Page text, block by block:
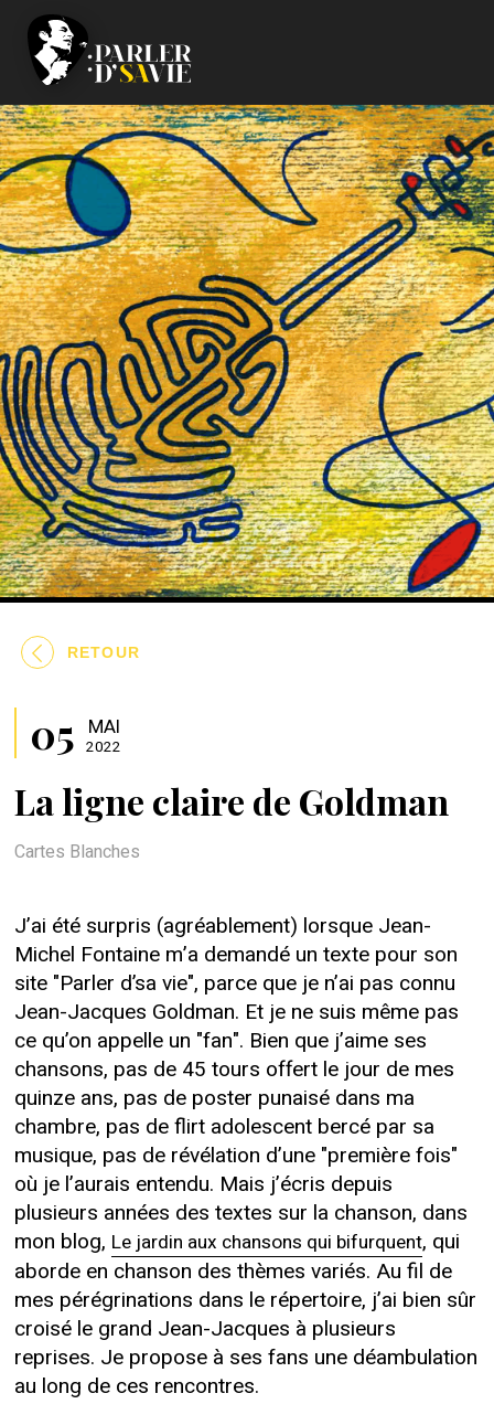
RETOUR
La ligne claire de Goldman
05 MAI
2022
Cartes Blanches
J’ai été surpris (agréablement) lorsque Jean-
Michel Fontaine m’a demandé un texte pour son
site "Parler d’sa vie", parce que je n’ai pas connu
Jean-Jacques Goldman. Et je ne suis même pas
ce qu’on appelle un "fan". Bien que j’aime ses
chansons, pas de 45 tours offert le jour de mes
quinze ans, pas de poster punaisé dans ma
chambre, pas de flirt adolescent bercé par sa
musique, pas de révélation d’une "première fois"
où je l’aurais entendu. Mais j’écris depuis
plusieurs années des textes sur la chanson, dans
mon blog, Le jardin aux chansons qui bifurquent, qui
aborde en chanson des thèmes variés. Au fil de
mes pérégrinations dans le répertoire, j’ai bien sûr
croisé le grand Jean-Jacques à plusieurs
reprises. Je propose à ses fans une déambulation
au long de ces rencontres.